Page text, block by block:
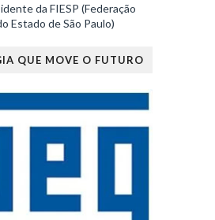
da FIESP (Federação
Estado de São Paulo)
QUE MOVE O FUTURO